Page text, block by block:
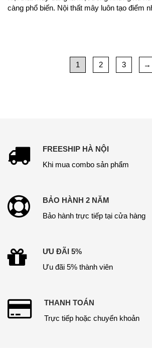
càng phổ biến. Nội thất mây luôn tạo điểm
1 2 3 →
FREESHIP HÀ NỘI
Khi mua combo sản phẩm
BẢO HÀNH 2 NĂM
Bảo hành trực tiếp tại cửa hàng
ƯU ĐÃI 5%
Ưu đãi 5% thành viên
THANH TOÁN
Trực tiếp hoặc chuyển khoản